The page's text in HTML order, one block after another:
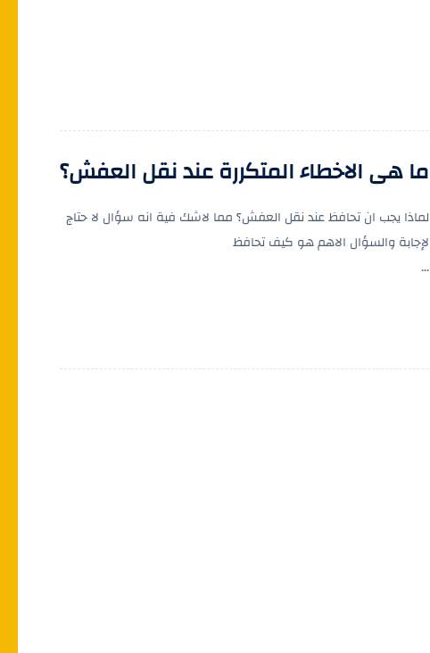
ما هى الاخطاء المتكررة عند نقل العفش؟
لماذا يجب ان تحافظ عند نقل العفش؟ مما لاشك فية انه سؤال لا حتاج
لإجابة والسؤال الاهم هو كيف تحافظ
...